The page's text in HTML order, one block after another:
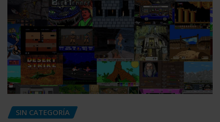
SIN CATEGORÍA